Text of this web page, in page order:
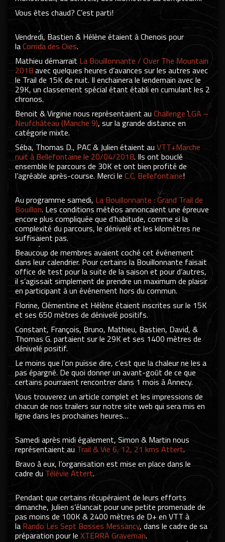
Vous êtes chaud? C’est parti!
Vendredi, Bastien & Hélène étaient à Chenois pour
laCorrida des Oies.
Mathieu démarrait La Bouillonnante / Over The Mountain
2018avec quelques heures d’avances sur les autres avec
le Trail de 15K de nuit. Il enchainera le lendemain avec le
29K, un classement spécial étant établi en cumulant les 2
chronos.
Benoit & Virginie nous représentaient au Challenge LGA –
Neufchâteau (Manche 9), sur la grande distance en
catégorie mixte.
Séba, Thomas D., PAC & Julien étaient au VTT+Marche
nuit à Bellefontaine le 20/04/2018. Ils ont bouclé
ensemble le parcours de 30K et ont bien profité de
l’agréable après-course. Merci le C.C. Bellefontaine!
Au programme samedi, La Bouillonnante : Grand Trail de
Bouillon. Les conditions météos annoncaient une épreuve
encore plus compliquée que d’habitude, comme si la
complexité du parcours, le dénivelé et les kilomètres ne
suffisaient pas.
Beaucoup de membres avaient coché cet événement
dans leur calendrier. Pour certains la Bouillonnante faisait
office de test pour la suite de la saison et pour d’autres,
il s’agissait simplement de prendre un maximum de plaisir
en participant à un événement hors du commun.
Florine, Clémentine et Hélène étaient inscrites sur le 15K
et ses 650 mètres de dénivelé positifs.
Constant, François, Bruno, Mathieu, Bastien, David, &
Thomas G. partaient sur le 29K et ses 1400 mètres de
dénivelé positif.
Le moins que l’on puisse dire, c’est que la chaleur ne les a
pas épargné. De quoi donner un avant-goût de ce que
certains pourraient rencontrer dans 1 mois à Annecy.
Vous trouverez un article complet et les impressions de
chacun de nos trailers sur notre site web qui sera mis en
ligne dans les prochaines heures…
Samedi après midi également, Simon & Martin nous
représentaient au Trail & Vie 6, 12, 21 kms Attert.
Bravo à eux, l’organisation est mise en place dans le
cadre du Télévie Attert.
Pendant que certains récupéraient de leurs efforts
dimanche, Julien s’élancait pour une petite promenade de
pas moins de 100K & 2400 mètres de D+ en VTT à
la Rando Les Sept Bosses Messancy, dans le cadre de sa
préparation pour le XTERRA Graveman.